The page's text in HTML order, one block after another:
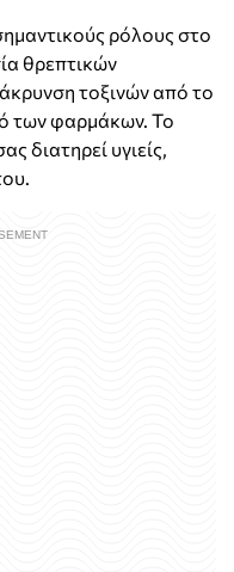
ρόλους στο
θρεπτικών
τοξινών από το
των φαρμάκων. Το
διατηρεί υγιείς,